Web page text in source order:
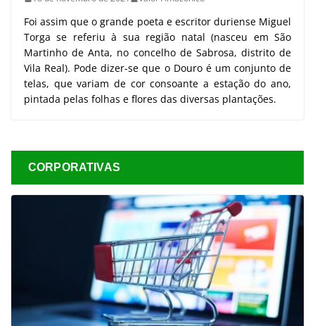
Foi assim que o grande poeta e escritor duriense Miguel
Torga se referiu à sua região natal (nasceu em São
Martinho de Anta, no concelho de Sabrosa, distrito de
Vila Real). Pode dizer-se que o Douro é um conjunto de
telas, que variam de cor consoante a estação do ano,
pintada pelas folhas e flores das diversas plantações.
CORPORATIVAS